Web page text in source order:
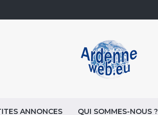
ANNONCES QUI SOMMES-NOUS ?